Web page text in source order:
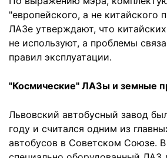
"европейского, а не китайского
ЛАЗе утверждают, что
не используют, а проблемы
правил эксплуатации.
"Космические" ЛАЗы и земные
Львовский автобусный завод
году и считался одним из
автобусов в Советском Союзе. В